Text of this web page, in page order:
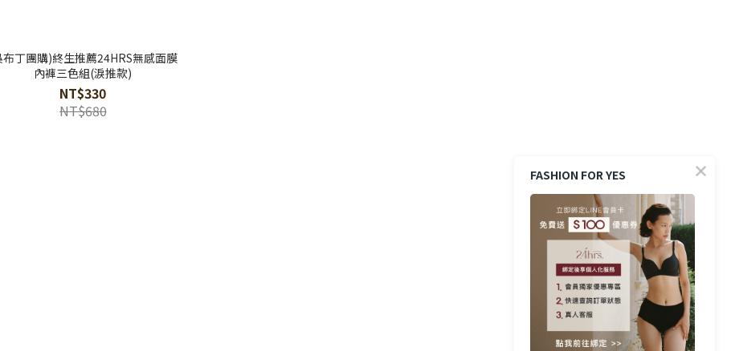
布丁團購)終生推薦24HRS無感面膜
內褲三色組(淚推款)
NT$330
NT$680
FASHION FOR YES